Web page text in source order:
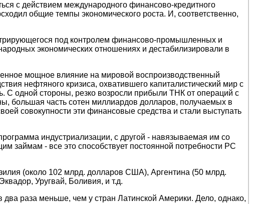
с действием международного финансово-кредитного
общие темпы экономического роста. И, соответственно,
под контролем финансово-промышленных и
экономических отношениях и дестабилизировали в
мощное влияние на мировой воспроизводственный
нефтяного кризиса, охватившего капиталистический мир с
С одной стороны, резко возросли прибыли ТНК от операций с
большая часть сотен миллиардов долларов, получаемых в
совокупности эти финансовые средства и стали выступать
индустриализации, с другой - навязываемая им со
займам - все это способствует постоянной потребности РС
(около 102 млрд. долларов США), Аргентина (50 млрд.
Уругвай, Боливия, и т.д.
раза меньше, чем у стран Латинской Америки. Дело, однако,